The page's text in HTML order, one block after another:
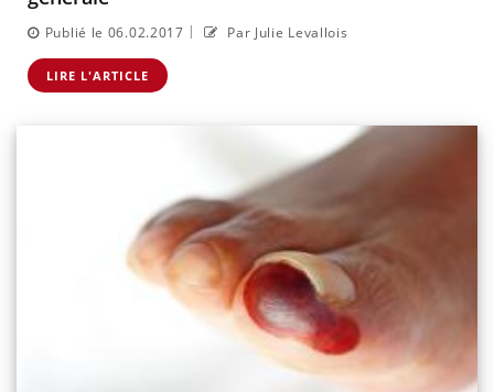
Publié le 06.02.2017 | Par Julie Levallois
LIRE L'ARTICLE